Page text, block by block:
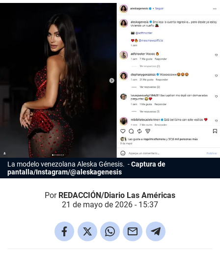
La modelo venezolana Aleska Génesis.
Captura de
pantalla/Instagram/@aleskagenesis
Por REDACCIÓN/Diario Las Américas
21 de mayo de 2026 - 15:37